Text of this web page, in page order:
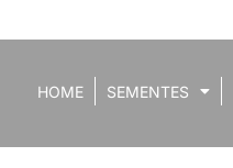
HOME SEMENTES